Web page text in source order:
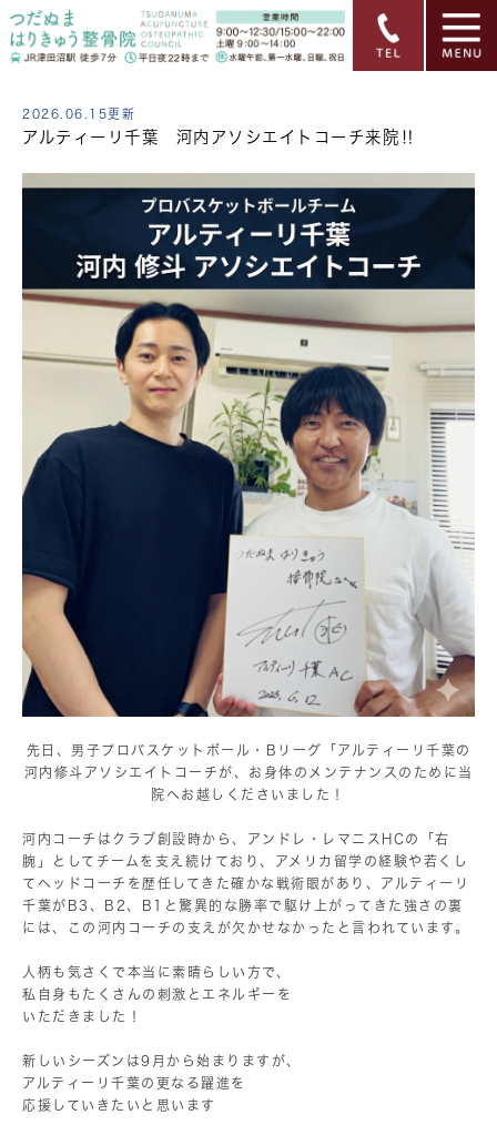
2026.06.15更新
アルティーリ千葉 河内アソシエイトコーチ来院‼︎
先日、男子プロバスケットボール・Bリーグ「アルティーリ千葉の
河内修斗アソシエイトコーチが、お身体のメンテナンスのために当
院へお越しくださいました！
河内コーチはクラブ創設時から、アンドレ・レマニスHCの「右
腕」としてチームを支え続けており、アメリカ留学の経験や若くし
てヘッドコーチを歴任してきた確かな戦術眼があり、アルティーリ
千葉がB3、B2、B1と驚異的な勝率で駆け上がってきた強さの裏
には、この河内コーチの支えが欠かせなかったと言われています。
人柄も気さくで本当に素晴らしい方で、
私自身もたくさんの刺激とエネルギーを
いただきました！
新しいシーズンは9月から始まりますが、
アルティーリ千葉の更なる躍進を
応援していきたいと思います